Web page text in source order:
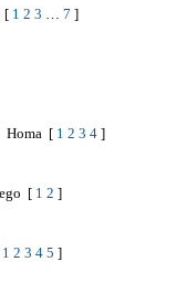
[ 1 2 3 … 7 ]
Homa [ 1 2 3 4 ]
[ 1 2 ]
1 2 3 4 5 ]